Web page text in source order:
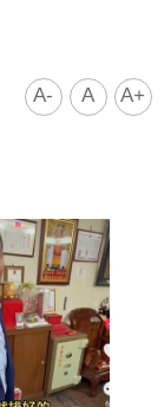
A- A A+